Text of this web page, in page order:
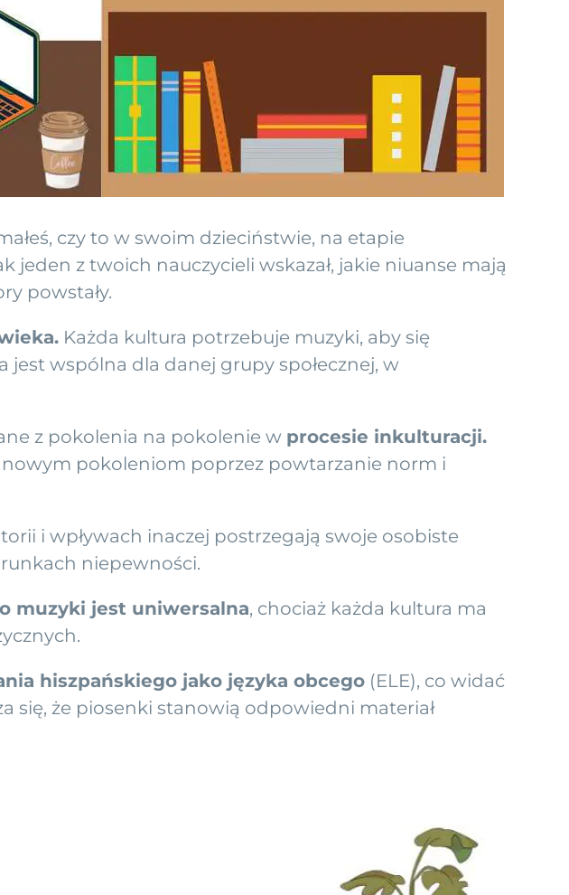
czy to w swoim dzieciństwie, na etapie
jeden z twoich nauczycieli wskazał, jakie niuanse mają
powstały.
Każda kultura potrzebuje muzyki, aby się
wspólna dla danej grupy społecznej, w
z pokolenia na pokolenie w procesie inkulturacji.
nowym pokoleniom poprzez powtarzanie norm i
i wpływach inaczej postrzegają swoje osobiste
niepewności.
muzyki jest uniwersalna, chociaż każda kultura ma
hiszpańskiego jako języka obcego (ELE), co widać
się, że piosenki stanowią odpowiedni materiał